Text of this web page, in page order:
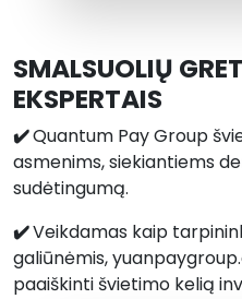
SMALSUOLIŲ
EKSPERTAIS
✔️Quantum Pay Group
asmenims, siekiantiems
sudėtingumą.
✔️Veikdamas kaip
galiūnėmis,
paaiškinti švietimo kelią